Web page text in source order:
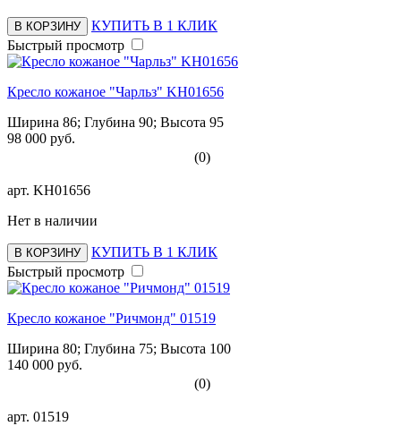
В КОРЗИНУ
КУПИТЬ В 1 КЛИК
Быстрый просмотр
Кресло кожаное "Чарльз" KH01656
Ширина 86; Глубина 90; Высота 95
98 000 руб.
(0)
арт. KH01656
Нет в наличии
В КОРЗИНУ
КУПИТЬ В 1 КЛИК
Быстрый просмотр
Кресло кожаное "Ричмонд" 01519
Ширина 80; Глубина 75; Высота 100
140 000 руб.
(0)
арт. 01519